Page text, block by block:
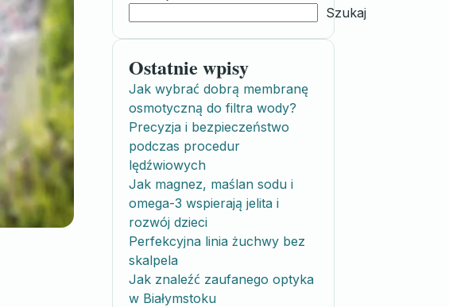
Szukaj
Ostatnie wpisy
Jak wybrać dobrą membranę
osmotyczną do filtra wody?
Precyzja i bezpieczeństwo
podczas procedur
lędźwiowych
Jak magnez, maślan sodu i
omega-3 wspierają jelita i
rozwój dzieci
Perfekcyjna linia żuchwy bez
skalpela
Jak znaleźć zaufanego optyka
w Białymstoku